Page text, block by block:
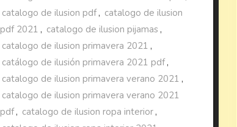
catalogo de ilusion pdf, catalogo de ilusion
pdf 2021 , catalogo de ilusion pijamas ,
catalogo de ilusion primavera 2021 ,
catálogo de ilusión primavera 2021 pdf,
catalogo de ilusion primavera verano 2021 ,
catalogo de ilusion primavera verano 2021
pdf, catalogo de ilusion ropa interior ,